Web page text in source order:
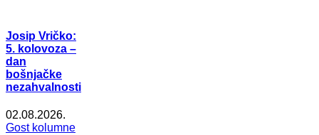
Josip Vričko:
5. kolovoza –
dan
bošnjačke
nezahvalnosti
02.08.2026.
Gost kolumne